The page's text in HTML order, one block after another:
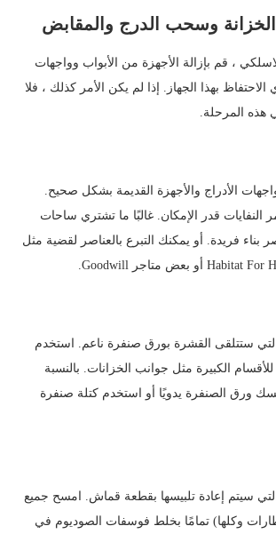
الخزانة وسحب الدرج والمقابض
، قم بإزالة الأجهزة من الأبواب وواجهات
الاحتفاظ بهذا الجهاز. إذا لم يكن الأمر كذلك ، فلا
هذه المرحلة.
الأدراج والأجهزة القديمة بشكل صحيح.
قدر الإمكان. غالبًا ما تشتري ساحات
بناء فريدة. أو يمكنك التبرع بالعناصر لقضية مثل
ستتلقى القشرة بورق صنفرة ناعم. استخدم
الكبيرة مثل جوانب الخزانات. بالنسبة
ورق الصنفرة يدويًا أو استخدم كتلة صنفرة
سيتم إعادة تلبيسها بقطعة قماش. امسح جميع
وكلها) تمامًا بخلط فوسفات الصوديوم في